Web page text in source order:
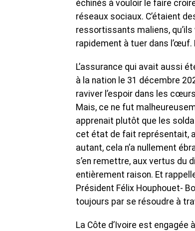
échinés à vouloir le faire
réseaux sociaux. C’étaient
ressortissants maliens,
rapidement à tuer dans
L’assurance qui avait aussi
à la nation le 31 décembre
raviver l’espoir dans les
Mais, ce ne fut
apprenait plutôt que les
cet état de fait représentait,
autant, cela n’a nullement
s’en remettre, aux vertus du
entièrement raison. Et
Président Félix Houphouet-
toujours par se résoudre à
La Côte d’Ivoire est